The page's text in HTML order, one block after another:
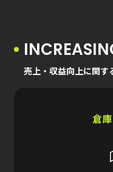
売上・収益向上に関す
倉